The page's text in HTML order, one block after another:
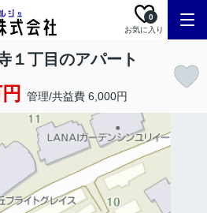
お気に入り
0
１丁目のアパート
管理/共益費 6,000円